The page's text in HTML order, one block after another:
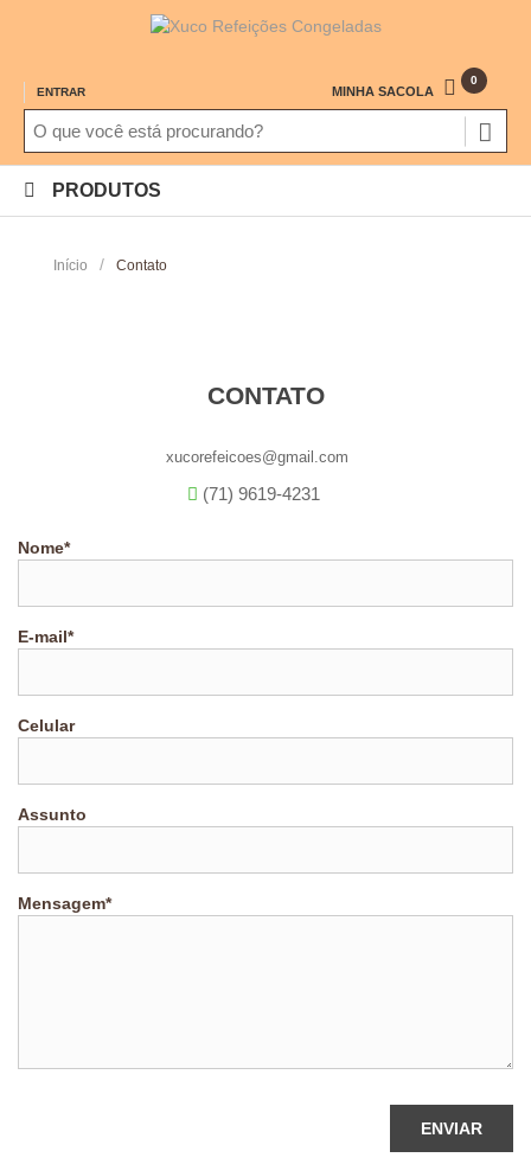
ENTRAR MINHA SACOLA
0
PRODUTOS
Início / Contato
CONTATO
xucorefeicoes@gmail.com
(71) 9619-4231
Nome*
E-mail*
Celular
Assunto
Mensagem*